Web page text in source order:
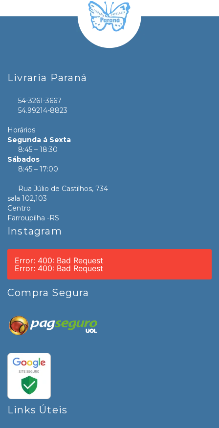
Livraria Paraná
54-3261-3667
54.99214-8823
Horários
Segunda á Sexta
8:45 – 18:30
Sábados
8:45 – 17:00
Rua Júlio de Castilhos, 734
sala 102,103
Centro
Farroupilha -RS
Instagram
Error: 400: Bad Request
Error: 400: Bad Request
Compra Segura
Links Úteis